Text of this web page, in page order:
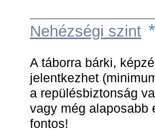
Nehézségi szint
A táborra bárki,
jelentkezhet
a repülésbiztonság
vagy még alaposabb
fontos!